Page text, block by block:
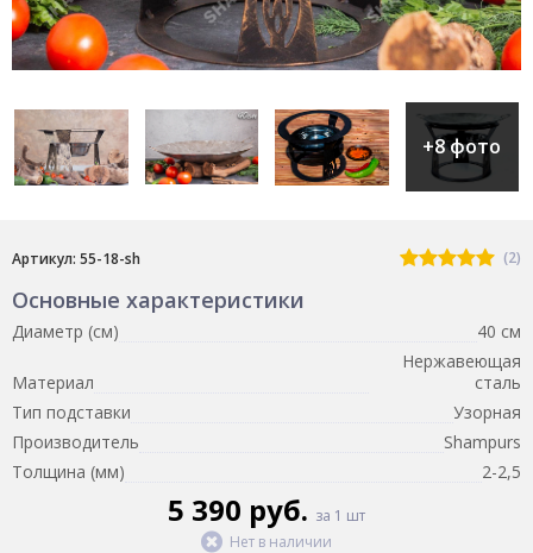
+8 фото
Артикул: 55-18-sh (2)
Основные характеристики
Диаметр (см) 40 см
Материал
Нержавеющая
сталь
Тип подставки
Узорная
Производитель
Shampurs
Толщина (мм)
2-2,5
5 390 руб. за 1 шт
Нет в наличии